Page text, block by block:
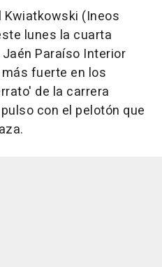
(Ineos
lunes la cuarta
Paraíso Interior
fuerte en los
de la carrera
con el pelotón que